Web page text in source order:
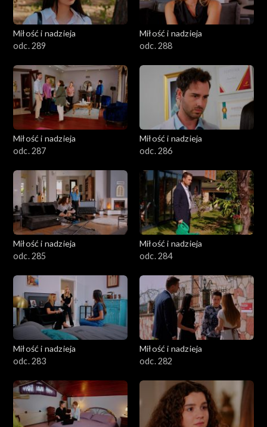
Miłość i nadzieja
odc. 289
Miłość i nadzieja
odc. 288
Miłość i nadzieja
odc. 287
Miłość i nadzieja
odc. 286
Miłość i nadzieja
odc. 285
Miłość i nadzieja
odc. 284
Miłość i nadzieja
odc. 283
Miłość i nadzieja
odc. 282